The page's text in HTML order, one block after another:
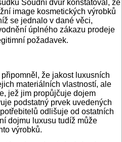
Soudní dvůr konstatoval, že
image kosmetických výrobků
se jednalo v dané věci,
úplného zákazu prodeje
požadavek.
že jakost luxusních
materiálních vlastností, ale
jež jim propůjčuje dojem
podstatný prvek uvedených
odlišuje od ostatních
dojmu luxusu tudíž může
výrobků.